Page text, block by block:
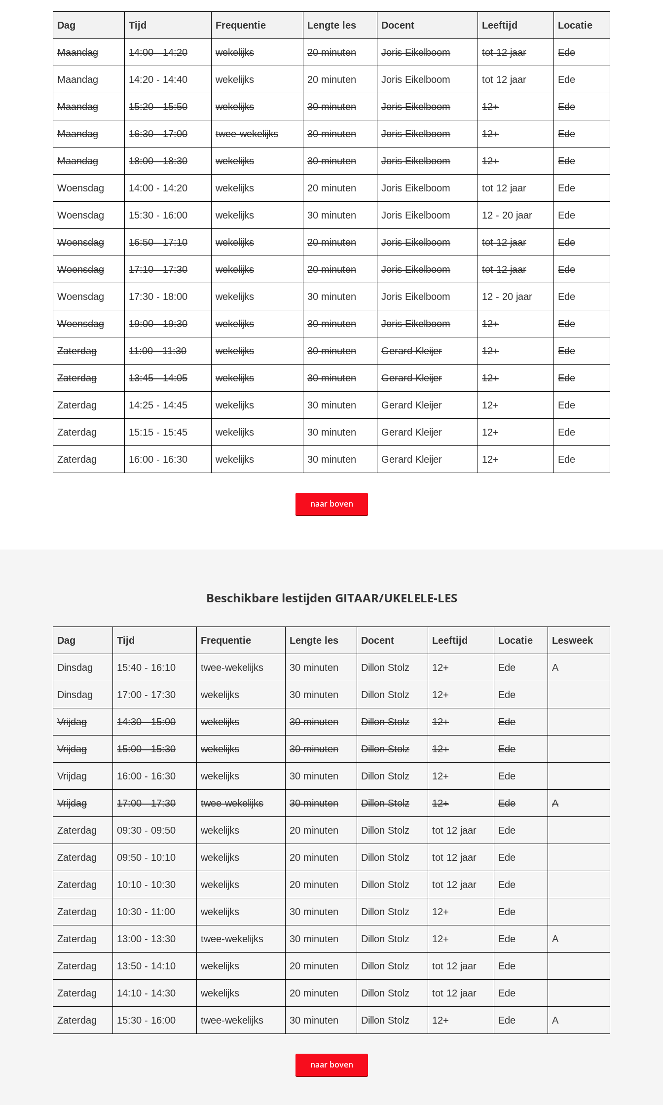
Dag Tijd Frequentie Lengte les Docent Leeftijd Locatie
Maandag 14:00 - 14:20 wekelijks 20 minuten Joris Eikelboom tot 12 jaar Ede
Maandag 14:20 - 14:40 wekelijks 20 minuten Joris Eikelboom tot 12 jaar Ede
Maandag 15:20 - 15:50 wekelijks 30 minuten Joris Eikelboom 12+ Ede
Maandag 16:30 - 17:00 twee-wekelijks 30 minuten Joris Eikelboom 12+ Ede
Maandag 18:00 - 18:30 wekelijks 30 minuten Joris Eikelboom 12+ Ede
Woensdag 14:00 - 14:20 wekelijks 20 minuten Joris Eikelboom tot 12 jaar Ede
Woensdag 15:30 - 16:00 wekelijks 30 minuten Joris Eikelboom 12 - 20 jaar Ede
Woensdag 16:50 - 17:10 wekelijks 20 minuten Joris Eikelboom tot 12 jaar Ede
Woensdag 17:10 - 17:30 wekelijks 20 minuten Joris Eikelboom tot 12 jaar Ede
Woensdag 17:30 - 18:00 wekelijks 30 minuten Joris Eikelboom 12 - 20 jaar Ede
Woensdag 19:00 - 19:30 wekelijks 30 minuten Joris Eikelboom 12+ Ede
Zaterdag 11:00 - 11:30 wekelijks 30 minuten Gerard Kleijer 12+ Ede
Zaterdag 13:45 - 14:05 wekelijks 30 minuten Gerard Kleijer 12+ Ede
Zaterdag 14:25 - 14:45 wekelijks 30 minuten Gerard Kleijer 12+ Ede
Zaterdag 15:15 - 15:45 wekelijks 30 minuten Gerard Kleijer 12+ Ede
Zaterdag 16:00 - 16:30 wekelijks 30 minuten Gerard Kleijer 12+ Ede
naar boven
Beschikbare lestijden GITAAR/UKELELE-LES
Dag Tijd Frequentie Lengte les Docent Leeftijd Locatie Lesweek
Dinsdag 15:40 - 16:10 twee-wekelijks 30 minuten Dillon Stolz 12+ Ede A
Dinsdag 17:00 - 17:30 wekelijks 30 minuten Dillon Stolz 12+ Ede
Vrijdag 14:30 - 15:00 wekelijks 30 minuten Dillon Stolz 12+ Ede
Vrijdag 15:00 - 15:30 wekelijks 30 minuten Dillon Stolz 12+ Ede
Vrijdag 16:00 - 16:30 wekelijks 30 minuten Dillon Stolz 12+ Ede
Vrijdag 17:00 - 17:30 twee-wekelijks 30 minuten Dillon Stolz 12+ Ede A
Zaterdag 09:30 - 09:50 wekelijks 20 minuten Dillon Stolz tot 12 jaar Ede
Zaterdag 09:50 - 10:10 wekelijks 20 minuten Dillon Stolz tot 12 jaar Ede
Zaterdag 10:10 - 10:30 wekelijks 20 minuten Dillon Stolz tot 12 jaar Ede
Zaterdag 10:30 - 11:00 wekelijks 30 minuten Dillon Stolz 12+ Ede
Zaterdag 13:00 - 13:30 twee-wekelijks 30 minuten Dillon Stolz 12+ Ede A
Zaterdag 13:50 - 14:10 wekelijks 20 minuten Dillon Stolz tot 12 jaar Ede
Zaterdag 14:10 - 14:30 wekelijks 20 minuten Dillon Stolz tot 12 jaar Ede
Zaterdag 15:30 - 16:00 twee-wekelijks 30 minuten Dillon Stolz 12+ Ede A
naar boven